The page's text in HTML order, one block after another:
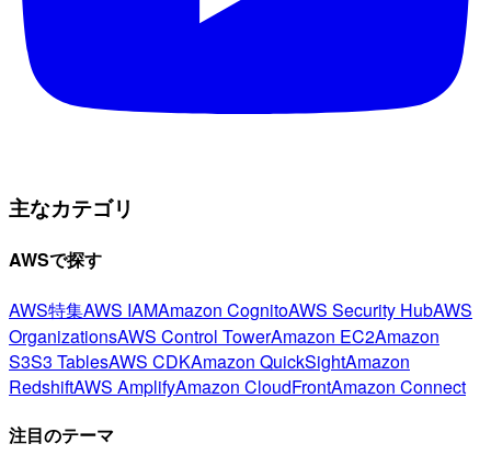
主なカテゴリ
AWSで探す
AWS特集AWS IAMAmazon CognitoAWS Security HubAWS
OrganizationsAWS Control TowerAmazon EC2Amazon
S3S3 TablesAWS CDKAmazon QuickSightAmazon
RedshiftAWS AmplifyAmazon CloudFrontAmazon Connect
注目のテーマ